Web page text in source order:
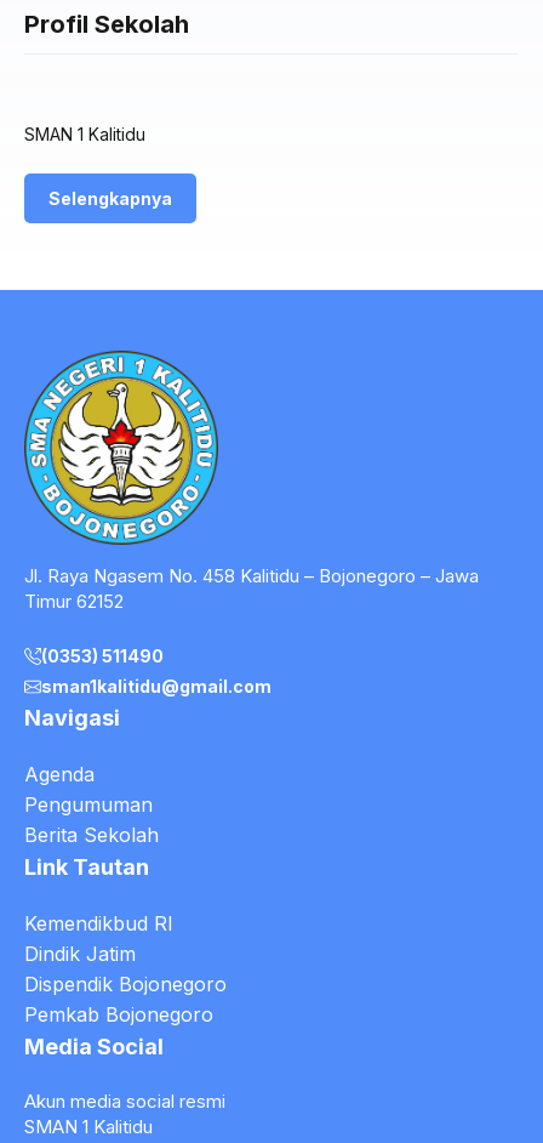
Profil Sekolah
SMAN 1 Kalitidu
Selengkapnya
Jl. Raya Ngasem No. 458 Kalitidu – Bojonegoro – Jawa
Timur 62152
(0353) 511490
sman1kalitidu@gmail.com
Navigasi
Agenda
Pengumuman
Berita Sekolah
Link Tautan
Kemendikbud RI
Dindik Jatim
Dispendik Bojonegoro
Pemkab Bojonegoro
Media Social
Akun media social resmi
SMAN 1 Kalitidu